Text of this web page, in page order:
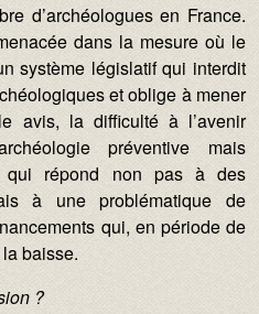
d’archéologues en France.
dans la mesure où le
système législatif qui interdit
et oblige à mener
avis, la difficulté à l’avenir
préventive mais
qui répond non pas à des
à une problématique de
qui, en période de
baisse.
?